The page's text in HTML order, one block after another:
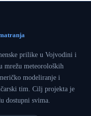
prilike u Vojvodini i
mrežu meteoroloških
modeliranje i
tim. Cilj projekta je
dostupni svima.